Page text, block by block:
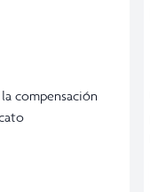
compensación